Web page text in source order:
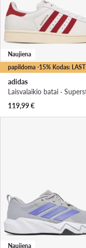
papildoma -15% Kodas: LAST
Naujiena
adidas
119,99€
Naujiena